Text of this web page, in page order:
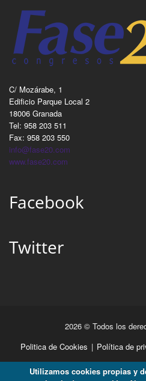
C/ Mozárabe, 1
Edificio Parque Local 2
18006 Granada
Tel: 958 203 511
Fax: 958 203 550
info@fase20.com
www.fase20.com
Facebook
Twitter
2026 © Todos los
Politica de Cookies | Política de
Utilizamos cookies propias y